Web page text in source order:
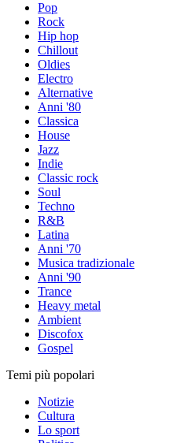
Pop
Rock
Hip hop
Chillout
Oldies
Electro
Alternative
Anni '80
Classica
House
Jazz
Indie
Classic rock
Soul
Techno
R&B
Latina
Anni '70
Musica tradizionale
Anni '90
Trance
Heavy metal
Ambient
Discofox
Gospel
Temi più popolari
Notizie
Cultura
Lo sport